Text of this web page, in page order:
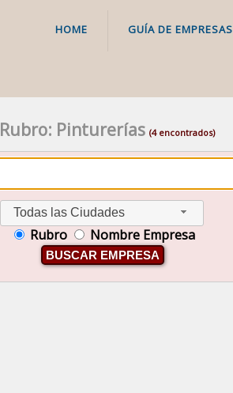
HOME GUÍA DE EMPRESAS
Rubro: Pinturerías (4 encontrados)
Todas las Ciudades
Rubro Nombre Empresa
BUSCAR EMPRESA